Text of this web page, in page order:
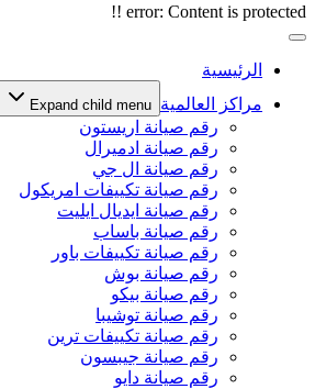
error: Content is protected !!
الرئيسية
مراكز العالمية Expand child menu
رقم صيانة اريستون
رقم صيانة ادميرال
رقم صيانة ال جي
رقم صيانة تكييفات امريكول
رقم صيانة ايديال ايليت
رقم صيانة باساب
رقم صيانة تكييفات باور
رقم صيانة بوش
رقم صيانة بيكو
رقم صيانة توشيبا
رقم صيانة تكييفات ترين
رقم صيانة جيبسون
رقم صيانة دايو